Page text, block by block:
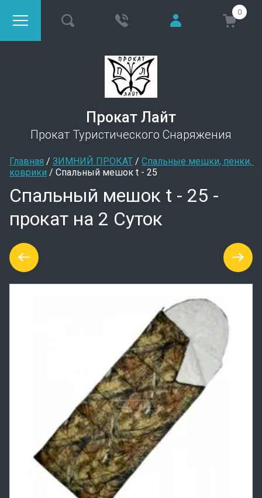
0
Прокат Лайт
Прокат Туристического Снаряжения
Главная / ЗИМНИЙ ПРОКАТ / Спальные мешки, пенки,
коврики / Спальный мешок t - 25
Спальный мешок t - 25 -
прокат на 2 Суток